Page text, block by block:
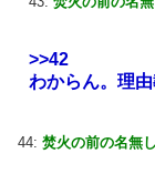
>>42
わからん。理
44: 焚火の前の名無